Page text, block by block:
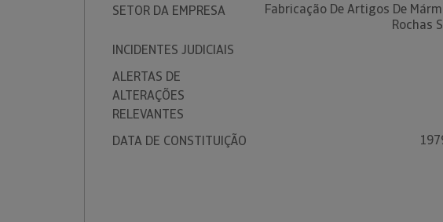
SETOR DA EMPRESA
Fabricação De Artigos De
Rochas
INCIDENTES JUDICIAIS
ALERTAS DE
ALTERAÇÕES
RELEVANTES
DATA DE CONSTITUIÇÃO